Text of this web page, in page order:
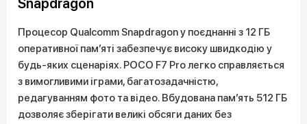
Snapdragon
Процесор Qualcomm Snapdragon у поєднанні з 12 ГБ
оперативної памʼяті забезпечує високу швидкодію у
будь-яких сценаріях. POCO F7 Pro легко справляється
з вимогливими іграми, багатозадачністю,
редагуванням фото та відео. Вбудована памʼять 512 ГБ
дозволяє зберігати великі обсяги даних без